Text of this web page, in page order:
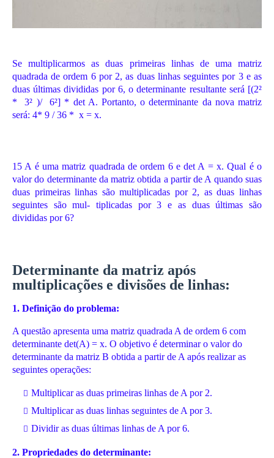
Se multiplicarmos as duas primeiras linhas de uma matriz
quadrada de ordem 6 por 2, as duas linhas seguintes por 3 e as
duas últimas divididas por 6, o determinante resultante será [(2²
* 3² )/ 6²] * det A. Portanto, o determinante da nova matriz
será: 4* 9 / 36 * x = x.
15 A é uma matriz quadrada de ordem 6 e det A = x. Qual é o
valor do determinante da matriz obtida a partir de A quando suas
duas primeiras linhas são multiplicadas por 2, as duas linhas
seguintes são mul- tiplicadas por 3 e as duas últimas são
divididas por 6?
Determinante da matriz após
multiplicações e divisões de linhas:
1. Definição do problema:
A questão apresenta uma matriz quadrada A de ordem 6 com
determinante det(A) = x. O objetivo é determinar o valor do
determinante da matriz B obtida a partir de A após realizar as
seguintes operações:
Multiplicar as duas primeiras linhas de A por 2.
Multiplicar as duas linhas seguintes de A por 3.
Dividir as duas últimas linhas de A por 6.
2. Propriedades do determinante: